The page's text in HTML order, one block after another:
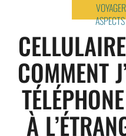
COMMENT
À